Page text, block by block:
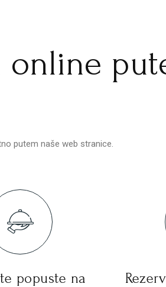
online
putem naše web stranice.
popuste na